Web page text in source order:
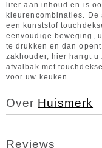
liter aan inhoud en is
kleurencombinaties.
een kunststof
eenvoudige beweging,
te drukken en dan
zakhouder, hier hangt
afvalbak met
voor uw keuken.
Over Huismerk
Reviews